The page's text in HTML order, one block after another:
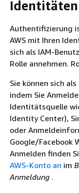
Identitäten
Authentifizierung
AWS mit Ihren
sich als IAM-
Rolle annehmen.
Sie können sich
indem Sie
Identitätsquelle
Identity Center),
oder
Google/Facebook
Anmelden finden
AWS-Konto an im
Anmeldung .